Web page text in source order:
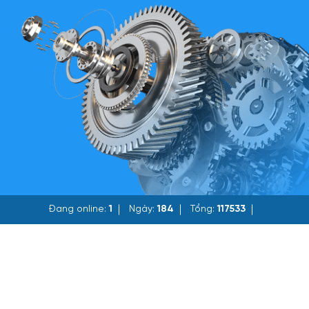
Đang online:1 Ngày:184 Tổng:117533